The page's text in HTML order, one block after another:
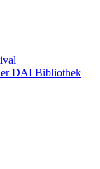
DAI Bibliothek